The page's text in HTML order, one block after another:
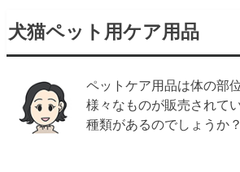
犬猫ペット用ケア用品
ペットケア用品は体の部
様々なものが販売されて
種類があるのでしょうか？